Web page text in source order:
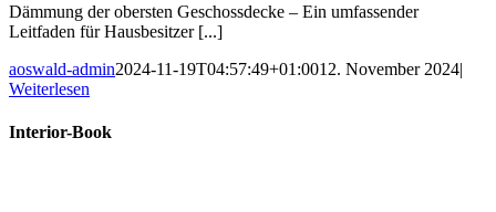
Dämmung der obersten Geschossdecke – Ein umfassender
Leitfaden für Hausbesitzer [...]
aoswald-admin2024-11-19T04:57:49+01:0012. November 2024|
Weiterlesen
Interior-Book